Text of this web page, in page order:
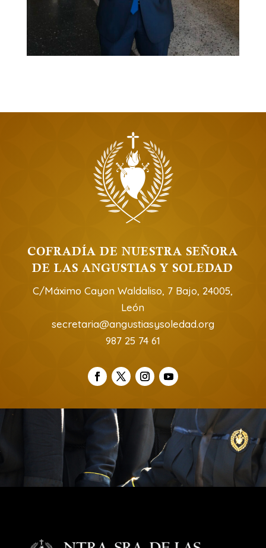
COFRADÍA DE NUESTRA SEÑORA
DE LAS ANGUSTIAS Y SOLEDAD
C/Máximo Cayon Waldaliso, 7 Bajo, 24005,
León
secretaria@angustiasysoledad.org
987 25 74 61